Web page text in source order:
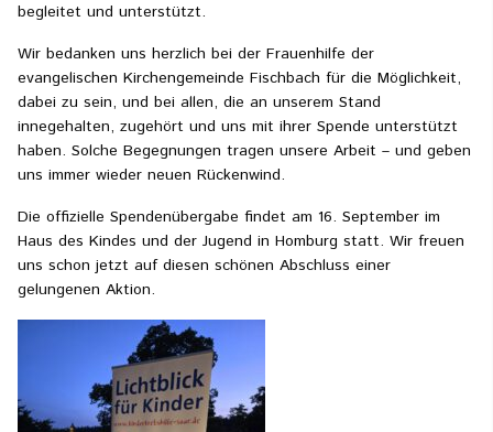
begleitet und unterstützt.
Wir bedanken uns herzlich bei der Frauenhilfe der
evangelischen Kirchengemeinde Fischbach für die Möglichkeit,
dabei zu sein, und bei allen, die an unserem Stand
innegehalten, zugehört und uns mit ihrer Spende unterstützt
haben. Solche Begegnungen tragen unsere Arbeit – und geben
uns immer wieder neuen Rückenwind.
Die offizielle Spendenübergabe findet am 16. September im
Haus des Kindes und der Jugend in Homburg statt. Wir freuen
uns schon jetzt auf diesen schönen Abschluss einer
gelungenen Aktion.